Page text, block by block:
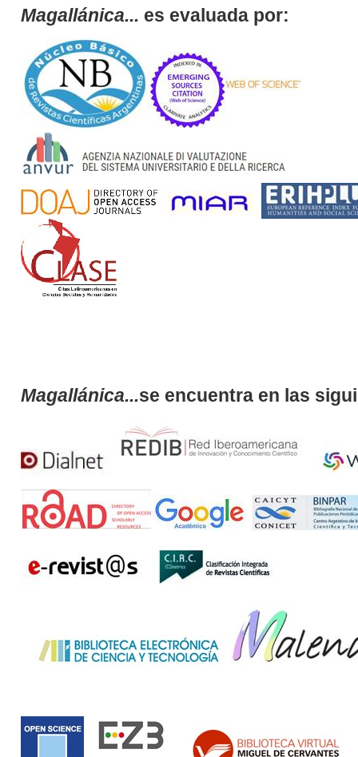
Magallánica... es evaluada por:
Magallánica...se encuentra en las